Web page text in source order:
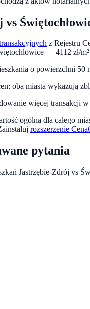
vs
z Rejestru
— 4112 zł/
o powierzchni 50
oba miasta wykazują
więcej transakcji
ogólna dla całego
rozszerzenie
pytania
Jastrzębie-Zdrój vs